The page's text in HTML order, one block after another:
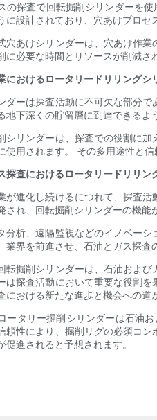
の探査で回転掘削シリンダーを
に設計されており、穴あけプロセ
穴あけシリンダーは、穴あけ作
に必要な時間とリソースが削減
におけるロータリードリリングシ
ダーは探査活動に不可欠な部分
地下深くの貯留層に到達できるよ
シリンダーは、探査での役割に
使用されます。 その多用途性と
探査におけるロータリードリリン
が進化し続けるにつれて、探査
され、回転掘削シリンダーの機能
分析、遠隔監視などのイノベー
業界を前進させ、石油とガス探査
転掘削シリンダーは、石油およ
は探査活動において重要な役割
における新たな進歩と機会への道
ータリー掘削シリンダーは石油
頼性により、掘削リグの必須コ
促進されると予想されます。